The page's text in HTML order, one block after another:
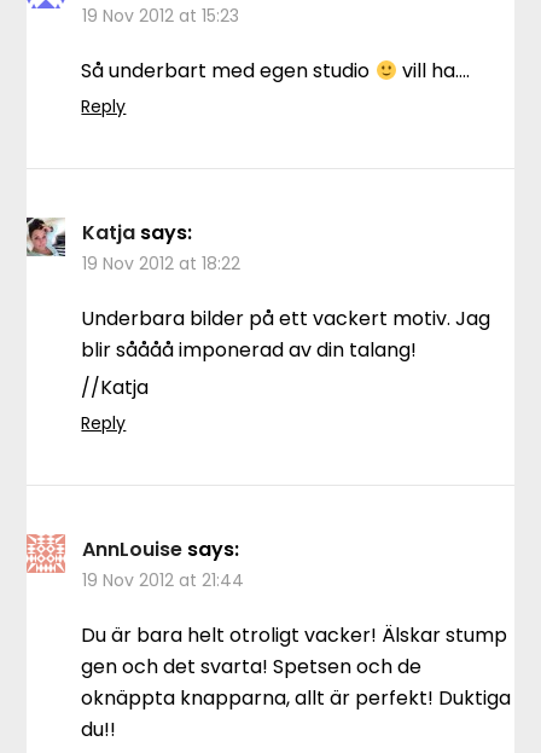
19 Nov 2012 at 15:23
Så underbart med egen studio vill ha….
Reply
Katja says:
19 Nov 2012 at 18:22
Underbara bilder på ett vackert motiv. Jag
blir såååå imponerad av din talang!
//Katja
Reply
AnnLouise says:
19 Nov 2012 at 21:44
Du är bara helt otroligt vacker! Älskar stump
gen och det svarta! Spetsen och de
oknäppta knapparna, allt är perfekt! Duktiga
du!!